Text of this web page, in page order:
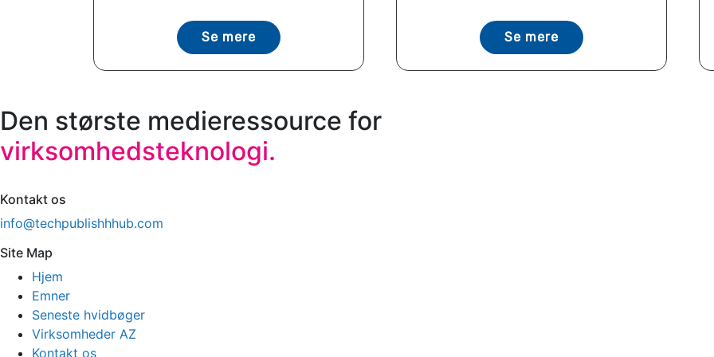
Se mere Se mere
Den største medieressource for
virksomhedsteknologi.
Kontakt os
info@techpublishhhub.com
Site Map
Hjem
Emner
Seneste hvidbøger
Virksomheder AZ
Kontakt os